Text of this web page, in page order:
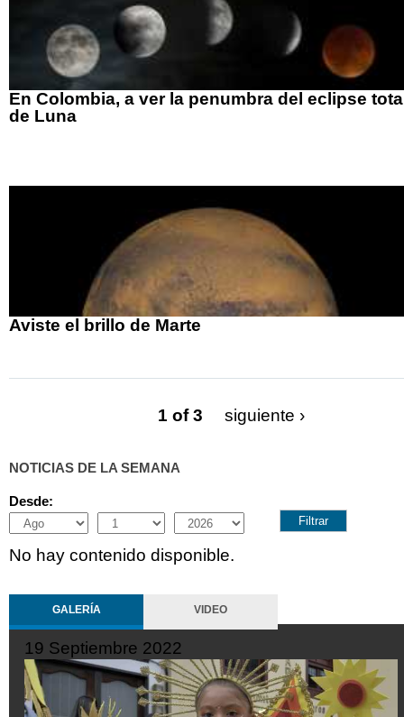
En Colombia, a ver la penumbra del eclipse
de Luna
Aviste el brillo de Marte
1 of 3 siguiente ›
NOTICIAS DE LA SEMANA
Desde:
Month
Day Year
No hay contenido disponible.
GALERÍA VIDEO
19 Septiembre 2022